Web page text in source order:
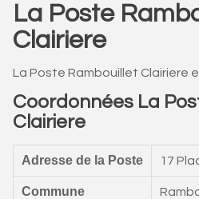
La Poste
Clairiere
La Poste Rambouillet Clairiere
Coordonnées La
Clairiere
Adresse de la Poste 17
Commune